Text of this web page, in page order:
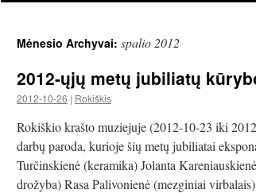
Mėnesio Archyvai: spalio 2012
2012-ųjų metų jubiliatų
2012-10-26 | Rokiškis
Rokiškio krašto muziejuje (2012-10-23 iki
darbų paroda, kurioje šių metų jubiliatai
Turčinskienė (keramika) Jolanta
drožyba) Rasa Palivonienė (mezginiai